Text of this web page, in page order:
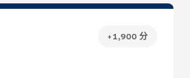
+1,900 分